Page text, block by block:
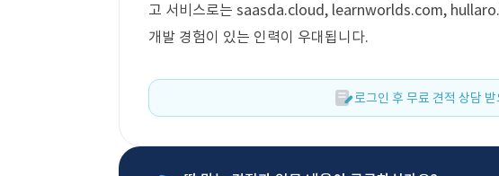
고 서비스로는 saasda.cloud, learnworlds.com,
개발 경험이 있는 인력이 우대됩니다.
로그인 후 무료 견적 상담